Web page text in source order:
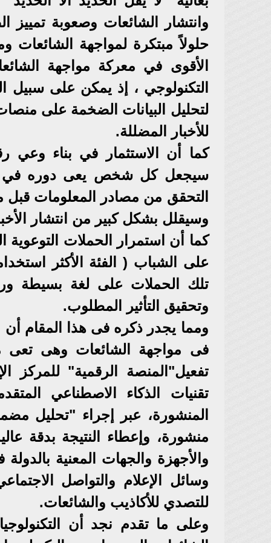
وانتشار الشائعات وصعوبة
حلولاً مبتكرة لمواجهة الشائعات
الأقوى في معركة مواجهة
التكنولوجي ، إذ يمكن على سبيل
لتحليل البيانات الضخمة على
للأخبار المضللة.
كما أن الاستثمار في بناء وعي
سيجعل كل شخص يعى دوره في
التحقق من مصادر المعلومات قبل
وسيقلل بشكل كبير من انتشار
كما أن استمرار الحملات التوعوية
على الشباب ( الفئة الأكثر
تلك الحملات على لغة بسيطة
وتحقيق التأثير المطلوب.
ومما يجدر ذكره فى هذا المقام أن
فى مواجهة الشائعات وهى تعى
تفعيل"المنصة الرقمية" للمركز
تقنيات الذكاء الاصطناعي
المنشورة، عبر إجراء "تحليل
منشورة، وإعطاء النتيجة بدقة
والأجهزة والجهات المعنية
وسائل الإعلام والتواصل
للتصدي للأكاذيب والشائعات.
وعلى ما تقدم نجد أن